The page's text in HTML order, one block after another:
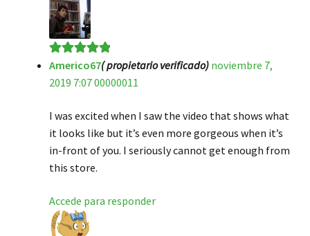
Valorado en5
de 5
Americo67( propietario verificado) noviembre 7,
2019 7:07 00000011
I was excited when I saw the video that shows what
it looks like but it’s even more gorgeous when it’s
in-front of you. I seriously cannot get enough from
this store.
Accede para responder